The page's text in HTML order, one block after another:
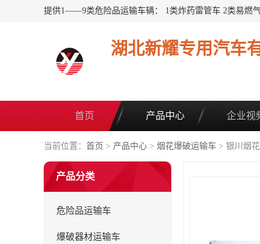
湖北新耀专用汽车
首页 产品中心 企业视
当前位置： 首页 > 产品中心 > 烟花爆破运输车 > 银川烟
产品分类
危险品运输车
爆破器材运输车